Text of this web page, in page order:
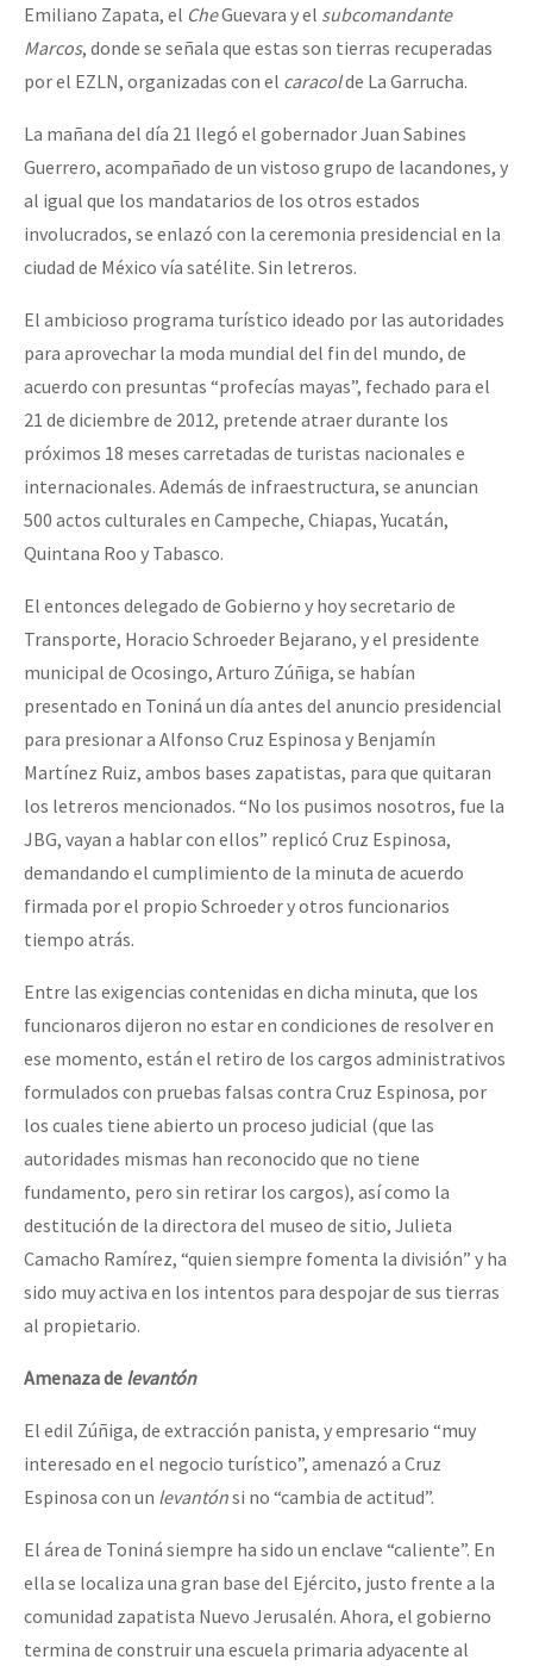
Emiliano Zapata, el CheGuevara y el subcomandante
Marcos, donde se señala que estas son tierras recuperadas
por el EZLN, organizadas con el caracolde La Garrucha.
La mañana del día 21 llegó el gobernador Juan Sabines
Guerrero, acompañado de un vistoso grupo de lacandones, y
al igual que los mandatarios de los otros estados
involucrados, se enlazó con la ceremonia presidencial en la
ciudad de México vía satélite. Sin letreros.
El ambicioso programa turístico ideado por las autoridades
para aprovechar la moda mundial del fin del mundo, de
acuerdo con presuntas profecías mayas , fechado para el
21 de diciembre de 2012, pretende atraer durante los
próximos 18 meses carretadas de turistas nacionales e
internacionales. Además de infraestructura, se anuncian
500 actos culturales en Campeche, Chiapas, Yucatán,
Quintana Roo y Tabasco.
El entonces delegado de Gobierno y hoy secretario de
Transporte, Horacio Schroeder Bejarano, y el presidente
municipal de Ocosingo, Arturo Zúñiga, se habían
presentado en Toniná un día antes del anuncio presidencial
para presionar a Alfonso Cruz Espinosa y Benjamín
Martínez Ruiz, ambos bases zapatistas, para que quitaran
los letreros mencionados. No los pusimos nosotros, fue la
JBG, vayan a hablar con ellos replicó Cruz Espinosa,
demandando el cumplimiento de la minuta de acuerdo
firmada por el propio Schroeder y otros funcionarios
tiempo atrás.
Entre las exigencias contenidas en dicha minuta, que los
funcionaros dijeron no estar en condiciones de resolver en
ese momento, están el retiro de los cargos administrativos
formulados con pruebas falsas contra Cruz Espinosa, por
los cuales tiene abierto un proceso judicial (que las
autoridades mismas han reconocido que no tiene
fundamento, pero sin retirar los cargos), así como la
destitución de la directora del museo de sitio, Julieta
Camacho Ramírez, quien siempre fomenta la división y ha
sido muy activa en los intentos para despojar de sus tierras
al propietario.
Amenaza de levantón
El edil Zúñiga, de extracción panista, y empresario muy
interesado en el negocio turístico , amenazó a Cruz
Espinosa con un levantónsi no cambia de actitud .
El área de Toniná siempre ha sido un enclave caliente . En
ella se localiza una gran base del Ejército, justo frente a la
comunidad zapatista Nuevo Jerusalén. Ahora, el gobierno
termina de construir una escuela primaria adyacente al